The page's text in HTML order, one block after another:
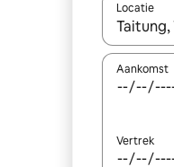
Locatie
Wanneer
Aankomst
Vertrek